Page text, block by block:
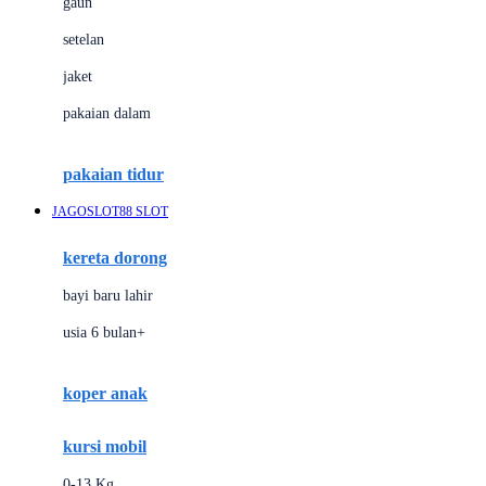
Drew
Dr. Brown's
E
ELC
Ergobaby
Ezyroller
F
setelan
jaket
pakaian dalam
pakaian tidur
JAGOSLOT88 SLOT
kereta dorong
bayi baru lahir
usia 6 bulan+
koper anak
kursi mobil